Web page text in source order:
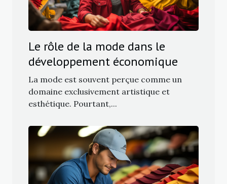
Le rôle de la mode dans le
développement économique
La mode est souvent perçue comme un
domaine exclusivement artistique et
esthétique. Pourtant,...